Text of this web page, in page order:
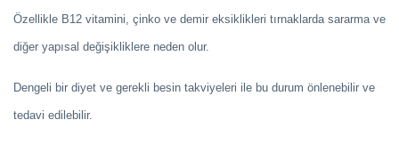
Özellikle B12 vitamini, çinko ve demir eksiklikleri tırnaklarda sararma ve
diğer yapısal değişikliklere neden olur.
Dengeli bir diyet ve gerekli besin takviyeleri ile bu durum önlenebilir ve
tedavi edilebilir.